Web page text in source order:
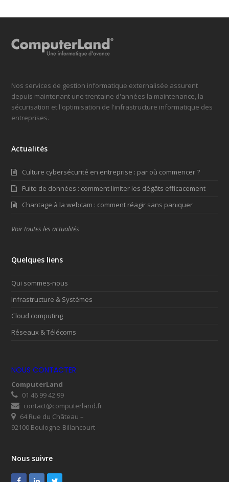
Nos services de gestion informatique externalisée assurent
depuis maintenant une trentaine d'années la maintenance, la
sécurisation et l'optimisation de l'infrastructure informatique des
entreprises.
Actualités
Culture cybersécurité en entreprise : par où commencer ?
Fuite de données : comment limiter les dégâts efficacement
Chantage à la webcam : comment réagir sans paniquer
Voir toutes les actualités
Quelques liens
Qui sommes-nous
Infrastructure & Systèmes
Cloud computing
Réseaux & Télécoms
NOUS CONTACTER
ComputerLand
01 46 99 42 99
contact@computerland.fr
64 Rue du Château –
92100 Boulogne-Billancourt
Nous suivre